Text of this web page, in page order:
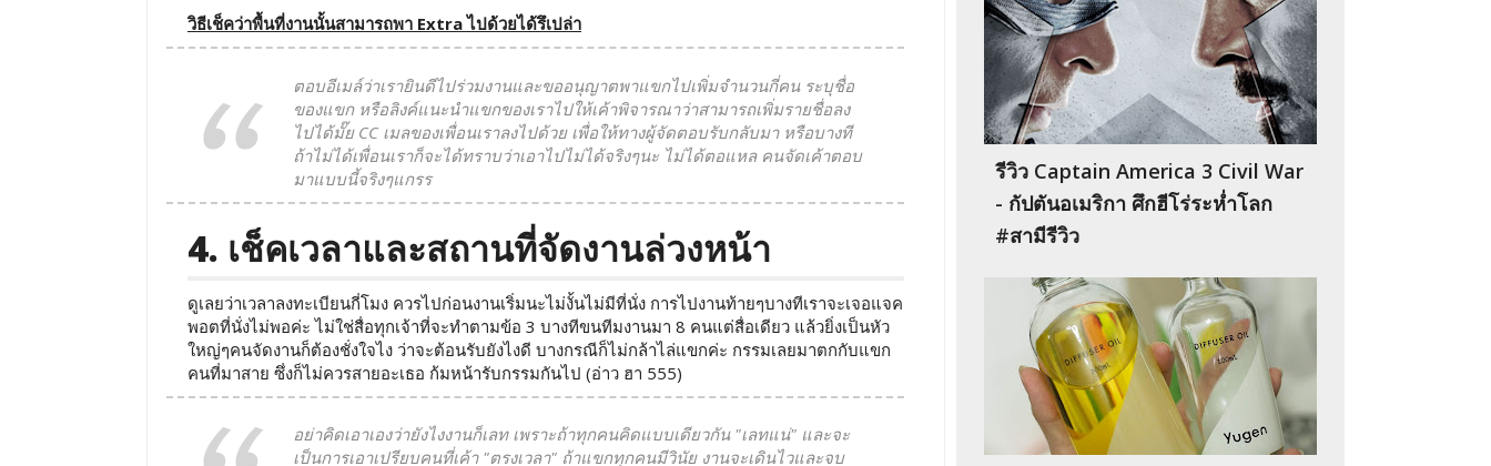
วิธีเช็คว่าพื้นที่งานนั้นสามารถพา Extra ไปด้วยได้รึเปล่า
ตอบอีเมล์ว่าเรายินดีไปร่วมงานและขออนุญาตพาแขกไปเพิ่มจำนวนกี่คน ระบุชื่อ
ของแขก หรือลิงค์แนะนำแขกของเราไปให้เค้าพิจารณาว่าสามารถเพิ่มรายชื่อลง
ไปได้มั๊ย CC เมลของเพื่อนเราลงไปด้วย เพื่อให้ทางผู้จัดตอบรับกลับมา หรือบางที
ถ้าไม่ได้เพื่อนเราก็จะได้ทราบว่าเอาไปไม่ได้จริงๆนะ ไม่ได้ตอแหล คนจัดเค้าตอบ
มาแบบนี้จริงๆแกรร
4. เช็คเวลาและสถานที่จัดงานล่วงหน้า
ดูเลยว่าเวลาลงทะเบียนกี่โมง ควรไปก่อนงานเริ่มนะไม่งั้นไม่มีที่นั่ง การไปงานท้ายๆบางทีเราจะเจอแจค
พอตที่นั่งไม่พอค่ะ ไม่ใช่สื่อทุกเจ้าที่จะทำตามข้อ 3 บางทีขนทีมงานมา 8 คนแต่สื่อเดียว แล้วยิ่งเป็นหัว
ใหญ่ๆคนจัดงานก็ต้องชั่งใจไง ว่าจะต้อนรับยังไงดี บางกรณีก็ไม่กล้าไล่แขกค่ะ กรรมเลยมาตกกับแขก
คนที่มาสาย ซึ่งก็ไม่ควรสายอะเธอ ก้มหน้ารับกรรมกันไป (อ่าว ฮา 555)
อย่าคิดเอาเองว่ายังไงงานก็เลท เพราะถ้าทุกคนคิดแบบเดียวกัน "เลทแน่" และจะ
เป็นการเอาเปรียบคนที่เค้า "ตรงเวลา" ถ้าแขกทุกคนมีวินัย งานจะเดินไวและจบ
รีวิว Captain America 3 Civil War
- กัปตันอเมริกา ศึกฮีโร่ระห่ำโลก
#สามีรีวิว